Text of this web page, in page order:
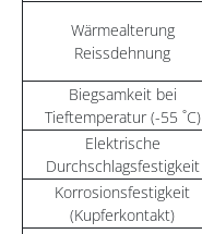
Wärmealterung
Reissdehnung
Biegsamkeit bei
Tieftemperatur (-55 ˚C)
Elektrische
Durchschlagsfestigkeit
Korrosionsfestigkeit
(Kupferkontakt)